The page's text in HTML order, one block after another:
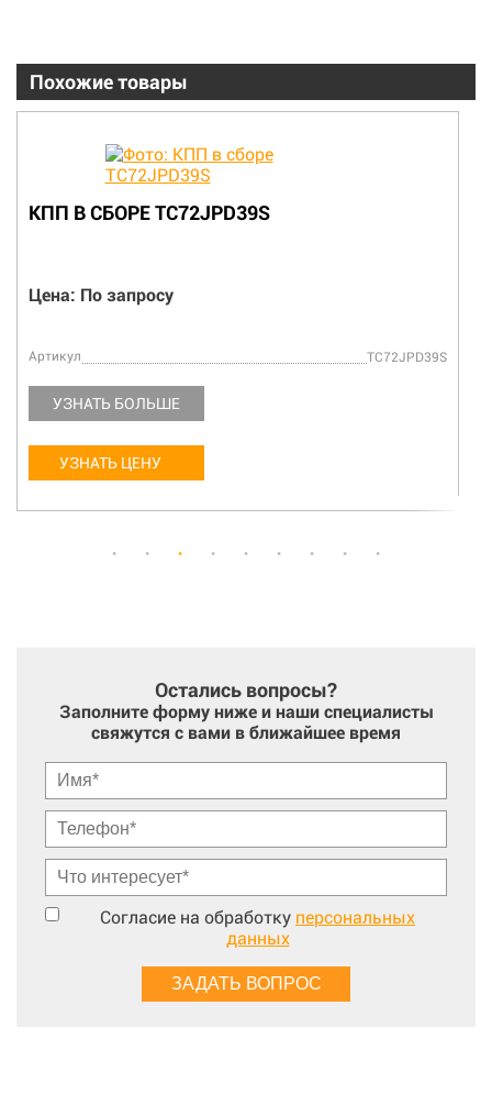
Похожие товары
КПП В СБОРЕ TC72JPD39S
Цена: По запросу
Артикул TC72JPD39S
УЗНАТЬ БОЛЬШЕ
УЗНАТЬ ЦЕНУ
Остались вопросы?
Заполните форму ниже и наши специалисты
свяжутся с вами в ближайшее время
Согласие на обработку персональных
данных